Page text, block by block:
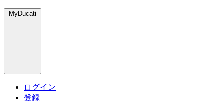
MyDucati
ログイン
登録